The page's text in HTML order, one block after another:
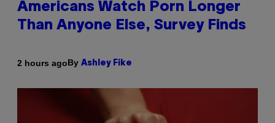
Americans Watch Porn Longer
Than Anyone Else, Survey Finds
2 hours agoBy Ashley Fike